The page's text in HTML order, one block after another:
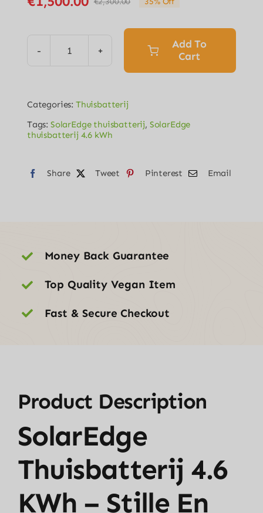
Original
price
was:
€2,300.00.
Current
price
€1,500.00.
SolarEdge
thuisbatterij
kWh
quantity
Add To
Cart
Categories: Thuisbatterij
Tags: SolarEdge thuisbatterij, SolarEdge
thuisbatterij 4.6 kWh
Share Tweet Pinterest Email
Money Back Guarantee
Top Quality Vegan Item
Fast & Secure Checkout
Product Description
SolarEdge
Thuisbatterij 4.6
KWh – Stille En